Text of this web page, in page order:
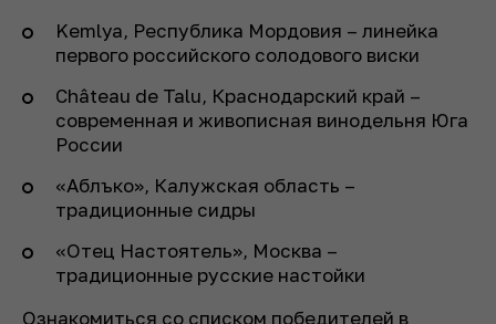
Kemlya, Республика Мордовия – линейка
первого российского солодового виски
Château de Talu, Краснодарский край –
современная и живописная винодельня Юга
России
«Аблъко», Калужская область –
традиционные сидры
«Отец Настоятель», Москва –
традиционные русские настойки
Ознакомиться со списком победителей в